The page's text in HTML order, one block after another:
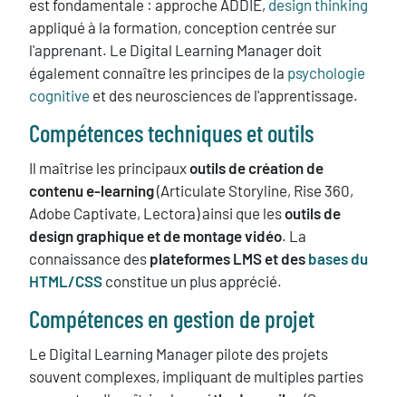
est fondamentale : approche ADDIE, design thinking
appliqué à la formation, conception centrée sur
l'apprenant. Le Digital Learning Manager doit
également connaître les principes de la psychologie
cognitive et des neurosciences de l'apprentissage.
Compétences techniques et outils
Il maîtrise les principauxoutils de création de
contenu e-learning(Articulate Storyline, Rise 360,
Adobe Captivate, Lectora) ainsi que lesoutils de
design graphique et de montage vidéo. La
connaissance des plateformes LMS et des bases du
HTML/CSS constitue un plus apprécié.
Compétences en gestion de projet
Le Digital Learning Manager pilote des projets
souvent complexes, impliquant de multiples parties